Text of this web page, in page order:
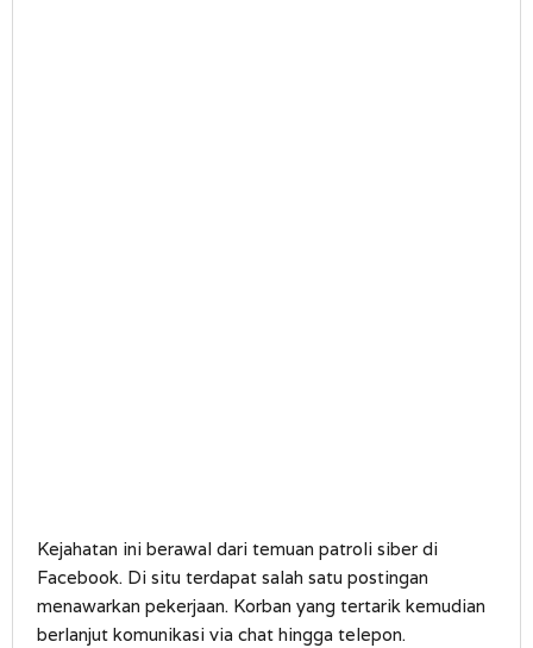
Kejahatan ini berawal dari temuan patroli siber di
Facebook. Di situ terdapat salah satu postingan
menawarkan pekerjaan. Korban yang tertarik kemudian
berlanjut komunikasi via chat hingga telepon.